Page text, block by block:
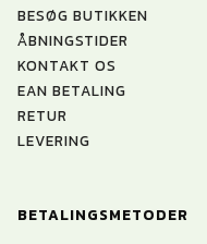
BESØG BUTIKKEN
ÅBNINGSTIDER
KONTAKT OS
EAN BETALING
RETUR
LEVERING
BETALINGSMETODER